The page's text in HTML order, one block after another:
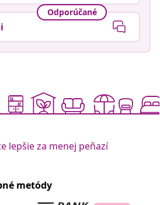
Odporúčané
lepšie za menej peňazí
metódy